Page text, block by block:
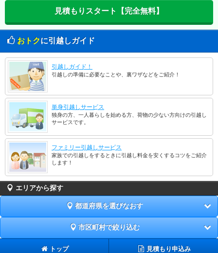
おトクに引越しガイド
引越しガイド！
引越しの準備に必要なことや、裏ワザなどをご紹介！
単身引越しサービス
独身の方、一人暮らしを始める方、荷物の少ない方向けの引越し
サービスです。
ファミリー引越しサービス
家族での引越しをするときに引越し料金を安くするコツをご紹介
します！
エリアから探す
都道府県を選びなおす
市区町村で絞り込む
トップ 見積もり申込み